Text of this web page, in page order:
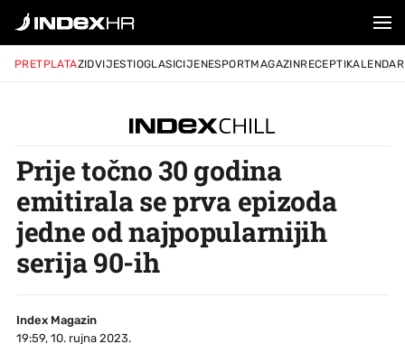
PRETPLATAZIDVIJESTIOGLASICIJENESPORTMAGAZINRECEPTIKALENDAR
Prije točno 30 godina
emitirala se prva epizoda
jedne od najpopularnijih
serija 90-ih
Index Magazin
19:59, 10. rujna 2023.